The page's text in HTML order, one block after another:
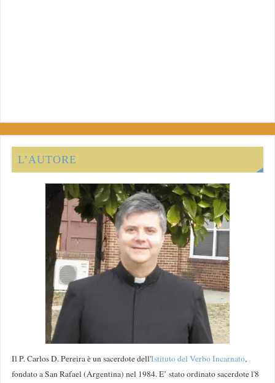
L’AUTORE
Il P. Carlos D. Pereira è un sacerdote dell'Istituto del Verbo Incarnato,
fondato a San Rafael (Argentina) nel 1984. E’ stato ordinato sacerdote l'8